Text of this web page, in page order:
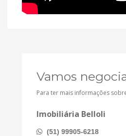
Vamos
Para ter mais informações
Imobiliária Belloli
(51) 99905-6218